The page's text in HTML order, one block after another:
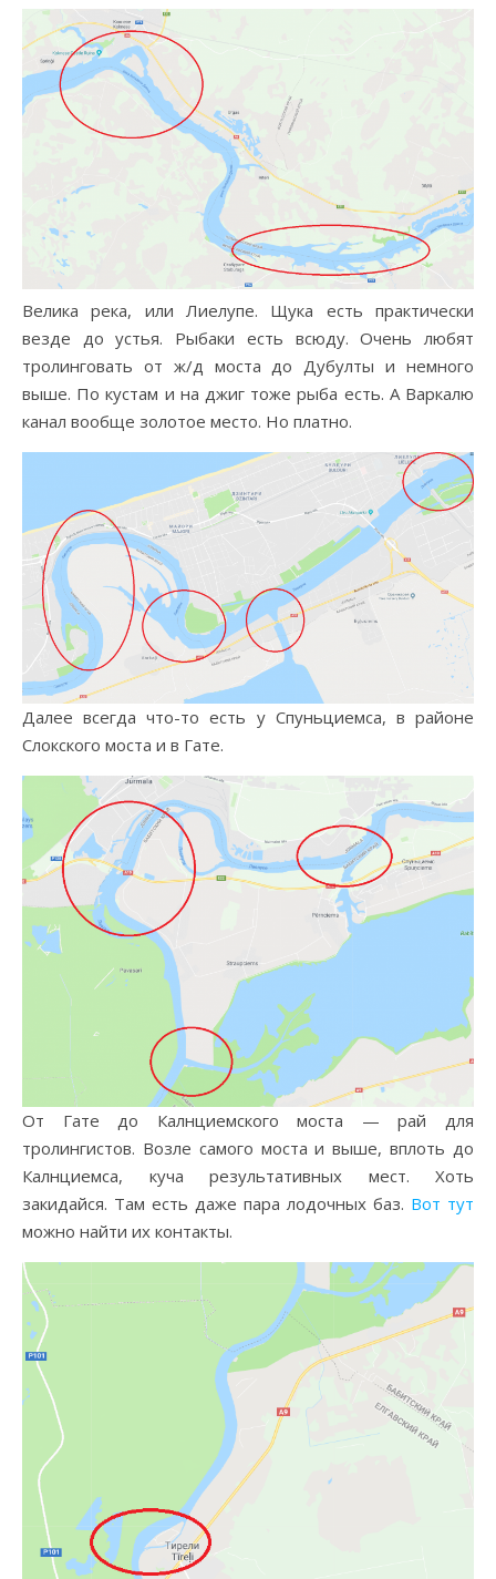
Велика река, или Лиелупе. Щука есть практически
везде до устья. Рыбаки есть всюду. Очень любят
тролинговать от ж/д моста до Дубулты и немного
выше. По кустам и на джиг тоже рыба есть. А Варкалю
канал вообще золотое место. Но платно.
Далее всегда что-то есть у Спуньциемса, в районе
Слокского моста и в Гате.
От Гате до Калнциемского моста — рай для
тролингистов. Возле самого моста и выше, вплоть до
Калнциемса, куча результативных мест. Хоть
закидайся. Там есть даже пара лодочных баз. Вот тут
можно найти их контакты.